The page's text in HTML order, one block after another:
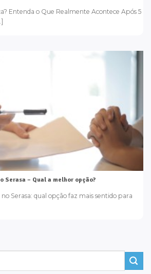
Entenda o Que Realmente Acontece Após 5
Serasa – Qual a melhor opção?
Serasa: qual opção faz mais sentido para